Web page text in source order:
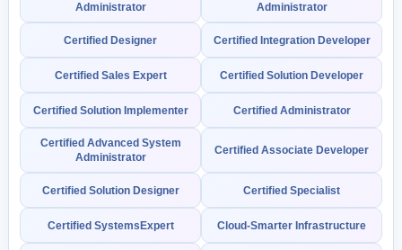
Administrator
Administrator
Certified Designer Certified Integration Developer
Certified Sales Expert Certified Solution Developer
Certified Solution Implementer Certified Administrator
Certified Advanced System
Administrator
Certified Associate Developer
Certified Solution Designer Certified Specialist
Certified SystemsExpert Cloud-Smarter Infrastructure